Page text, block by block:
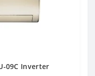
09C Inverter